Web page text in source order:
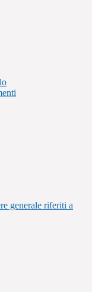
generale riferiti a